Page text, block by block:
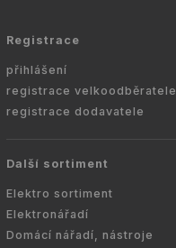
Registrace
přihlášení
registrace velkoodběratele
registrace dodavatele
Další sortiment
Elektro sortiment
Elektronářadí
Domácí nářadí, nástroje